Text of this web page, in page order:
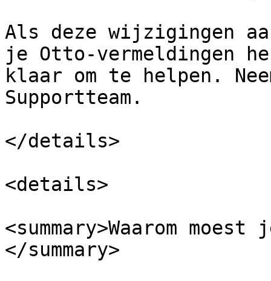
Als deze wijzigingen
je Otto-vermeldingen
klaar om te helpen.
Supportteam.
</details>
<details>
<summary>Waarom
</summary>